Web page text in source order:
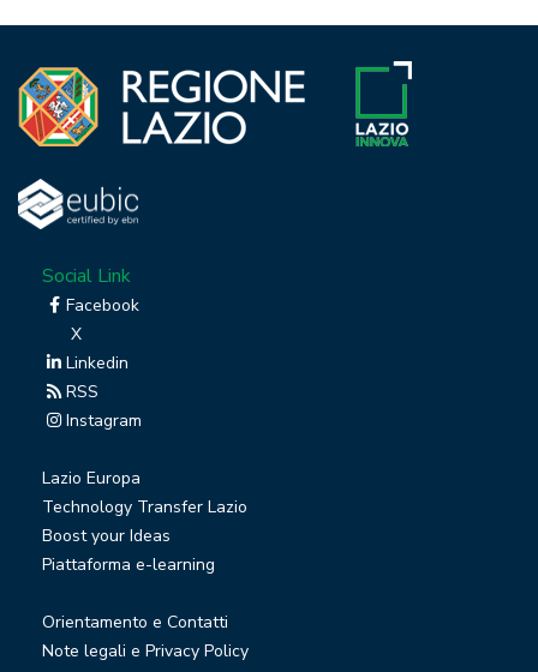
Social Link
Facebook
X
Linkedin
RSS
Instagram
Lazio Europa
Technology Transfer Lazio
Boost your Ideas
Piattaforma e-learning
Orientamento e Contatti
Note legali e Privacy Policy